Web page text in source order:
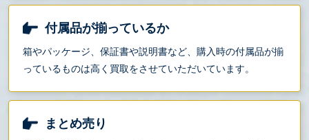
付属品が揃っているか
箱やパッケージ、保証書や説明書など、購入時の付属品が揃
っているものは高く買取をさせていただいています。
まとめ売り